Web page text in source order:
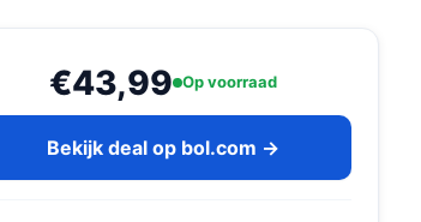
€43,99 Op voorraad
Bekijk deal op bol.com →